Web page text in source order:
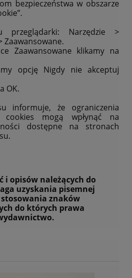
bezpieczeństwa w obszarze
Narzędzie >
Zaawansowane.
Zaawansowane klikamy na
opcję Nigdy nie akceptuj
OK.
informuje, że ograniczenia
cookies mogą wpłynąć na
dostępne na stronach
i opisów należących do
uzyskania pisemnej
znaków
do których prawa